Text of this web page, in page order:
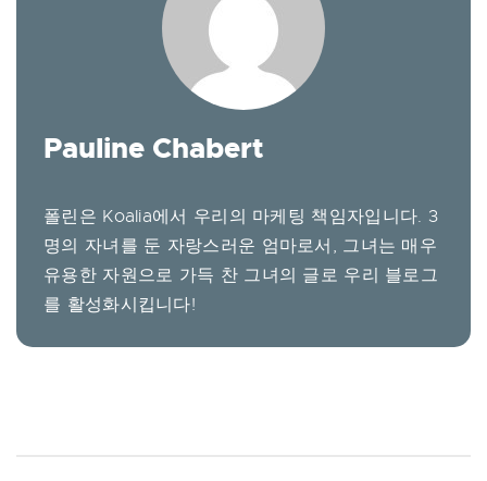
Pauline Chabert
폴린은 Koalia에서 우리의 마케팅 책임자입니다. 3
명의 자녀를 둔 자랑스러운 엄마로서, 그녀는 매우
유용한 자원으로 가득 찬 그녀의 글로 우리 블로그
를 활성화시킵니다!